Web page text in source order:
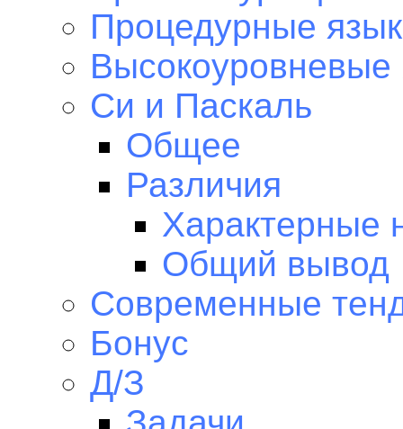
Процедурные
Си и Паскаль
Общее
Различия
Характерные
Общий вывод
Современные
Бонус
Д/З